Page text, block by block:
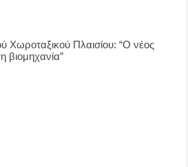
Χωροταξικού Πλαισίου: “Ο νέος
βιομηχανία”